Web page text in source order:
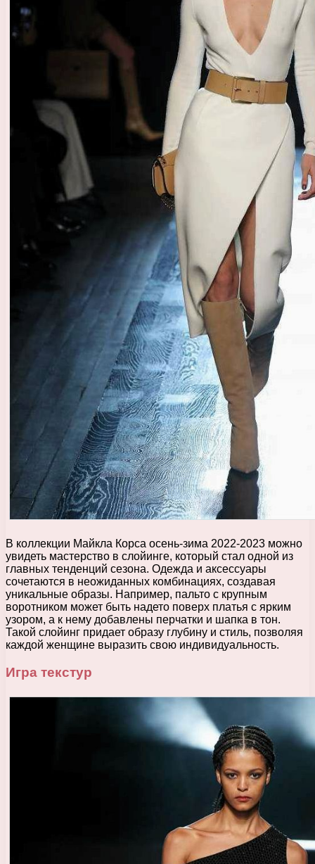
В коллекции Майкла Корса осень-зима 2022-2023 можно
увидеть мастерство в слойинге, который стал одной из
главных тенденций сезона. Одежда и аксессуары
сочетаются в неожиданных комбинациях, создавая
уникальные образы. Например, пальто с крупным
воротником может быть надето поверх платья с ярким
узором, а к нему добавлены перчатки и шапка в тон.
Такой слойинг придает образу глубину и стиль, позволяя
каждой женщине выразить свою индивидуальность.
Игра текстур